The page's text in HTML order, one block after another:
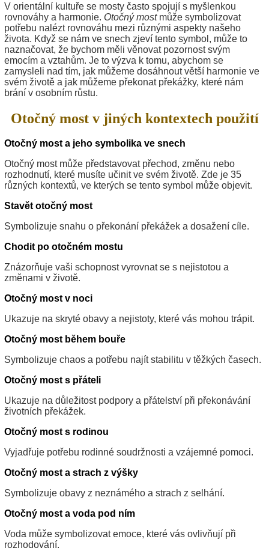
V orientální kultuře se mosty často spojují s myšlenkou
rovnováhy a harmonie. Otočný mostmůže symbolizovat
potřebu nalézt rovnováhu mezi různými aspekty našeho
života. Když se nám ve snech zjeví tento symbol, může to
naznačovat, že bychom měli věnovat pozornost svým
emocím a vztahům. Je to výzva k tomu, abychom se
zamysleli nad tím, jak můžeme dosáhnout větší harmonie ve
svém životě a jak můžeme překonat překážky, které nám
brání v osobním růstu.
Otočný most v jiných kontextech použití
Otočný most a jeho symbolika ve snech
Otočný most může představovat přechod, změnu nebo
rozhodnutí, které musíte učinit ve svém životě. Zde je 35
různých kontextů, ve kterých se tento symbol může objevit.
Stavět otočný most
Symbolizuje snahu o překonání překážek a dosažení cíle.
Chodit po otočném mostu
Znázorňuje vaši schopnost vyrovnat se s nejistotou a
změnami v životě.
Otočný most v noci
Ukazuje na skryté obavy a nejistoty, které vás mohou trápit.
Otočný most během bouře
Symbolizuje chaos a potřebu najít stabilitu v těžkých časech.
Otočný most s přáteli
Ukazuje na důležitost podpory a přátelství při překonávání
životních překážek.
Otočný most s rodinou
Vyjadřuje potřebu rodinné soudržnosti a vzájemné pomoci.
Otočný most a strach z výšky
Symbolizuje obavy z neznámého a strach z selhání.
Otočný most a voda pod ním
Voda může symbolizovat emoce, které vás ovlivňují při
rozhodování.